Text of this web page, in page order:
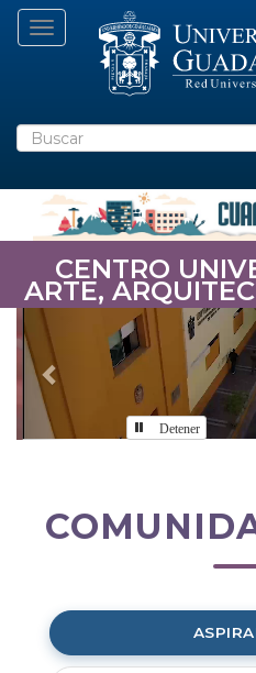
Pasar
Toggle navigation
Buscar
CENTRO
ARTE,
Previous
Detener
Comunidad